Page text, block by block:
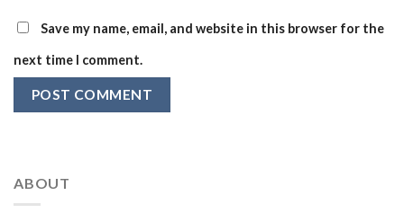
Save my name, email, and website in this browser for the
next time I comment.
ABOUT